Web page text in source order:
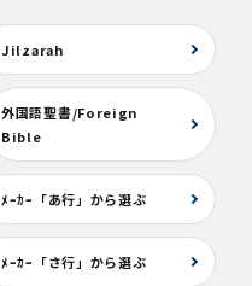
Jilzarah
外国語聖書/Foreign
Bible
ﾒｰｶｰ「あ行」から選ぶ
ﾒｰｶｰ「さ行」から選ぶ